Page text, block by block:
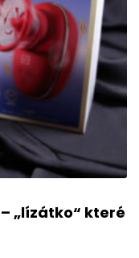
„lízátko“ které